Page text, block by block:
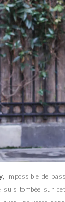
, impossible de
suis tombée sur